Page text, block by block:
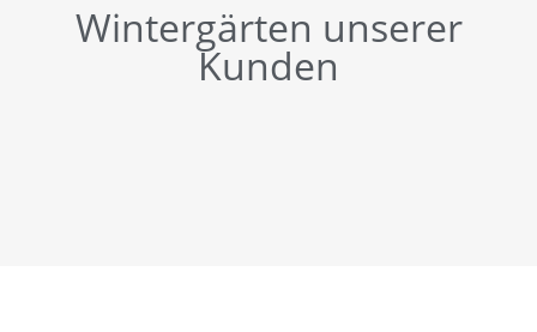
Wintergärten unserer
Kunden